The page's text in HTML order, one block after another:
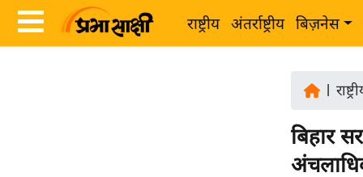
राष्ट्रीय अंतर्राष्ट्रीय बिज़नेस
बिहार